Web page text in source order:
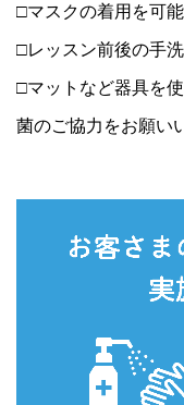
□マスクの着用を可
□レッスン前後の手
□マットなど器具を
菌のご協力をお願い